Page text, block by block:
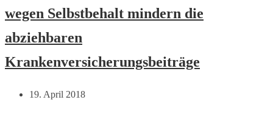
wegen Selbstbehalt mindern die
abziehbaren
Krankenversicherungsbeiträge
19. April 2018